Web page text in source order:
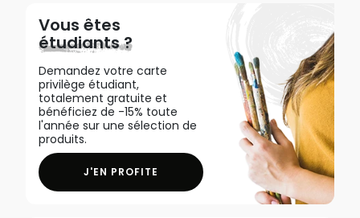
Vous êtes
étudiants ?
Demandez votre carte
privilège étudiant,
totalement gratuite et
bénéficiez de -15% toute
l'année sur une sélection de
produits.
J'EN PROFITE